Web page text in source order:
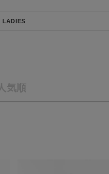
覧
要
LADIES
気順